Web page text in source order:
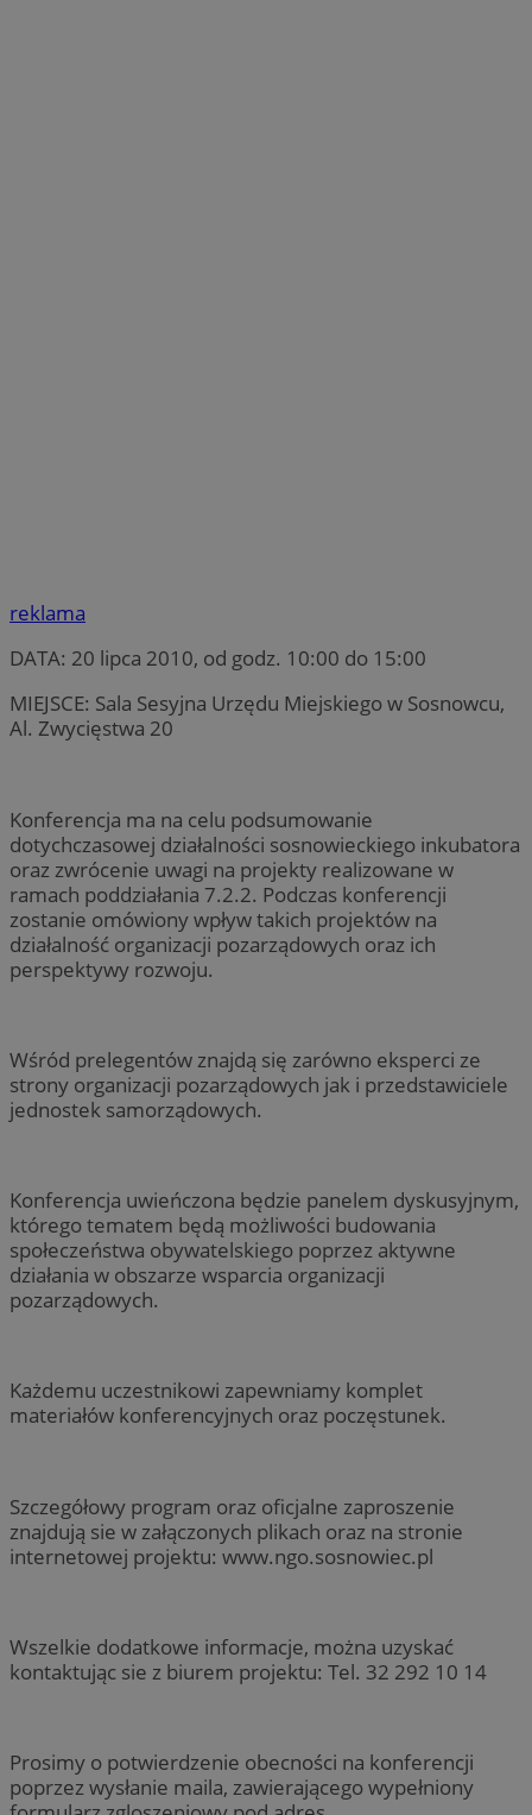
reklama
DATA: 20 lipca 2010, od godz. 10:00 do 15:00
MIEJSCE: Sala Sesyjna Urzędu Miejskiego w Sosnowcu,
Al. Zwycięstwa 20
Konferencja ma na celu podsumowanie
dotychczasowej działalności sosnowieckiego inkubatora
oraz zwrócenie uwagi na projekty realizowane w
ramach poddziałania 7.2.2. Podczas konferencji
zostanie omówiony wpływ takich projektów na
działalność organizacji pozarządowych oraz ich
perspektywy rozwoju.
Wśród prelegentów znajdą się zarówno eksperci ze
strony organizacji pozarządowych jak i przedstawiciele
jednostek samorządowych.
Konferencja uwieńczona będzie panelem dyskusyjnym,
którego tematem będą możliwości budowania
społeczeństwa obywatelskiego poprzez aktywne
działania w obszarze wsparcia organizacji
pozarządowych.
Każdemu uczestnikowi zapewniamy komplet
materiałów konferencyjnych oraz poczęstunek.
Szczegółowy program oraz oficjalne zaproszenie
znajdują sie w załączonych plikach oraz na stronie
internetowej projektu: www.ngo.sosnowiec.pl
Wszelkie dodatkowe informacje, można uzyskać
kontaktując sie z biurem projektu: Tel. 32 292 10 14
Prosimy o potwierdzenie obecności na konferencji
poprzez wysłanie maila, zawierającego wypełniony